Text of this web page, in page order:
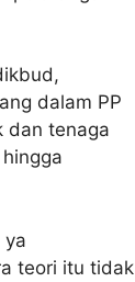
dalam PP
dan tenaga
ya
teori itu tidak